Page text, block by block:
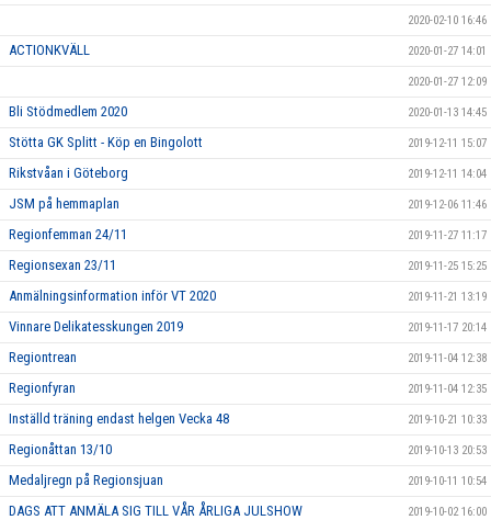
2020-02-10 16:46
ACTIONKVÄLL 2020-01-27 14:01
2020-01-27 12:09
Bli Stödmedlem 2020 2020-01-13 14:45
Stötta GK Splitt - Köp en Bingolott 2019-12-11 15:07
Rikstvåan i Göteborg 2019-12-11 14:04
JSM på hemmaplan 2019-12-06 11:46
Regionfemman 24/11 2019-11-27 11:17
Regionsexan 23/11 2019-11-25 15:25
Anmälningsinformation inför VT 2020 2019-11-21 13:19
Vinnare Delikatesskungen 2019 2019-11-17 20:14
Regiontrean 2019-11-04 12:38
Regionfyran 2019-11-04 12:35
Inställd träning endast helgen Vecka 48 2019-10-21 10:33
Regionåttan 13/10 2019-10-13 20:53
Medaljregn på Regionsjuan 2019-10-11 10:54
DAGS ATT ANMÄLA SIG TILL VÅR ÅRLIGA JULSHOW 2019-10-02 16:00